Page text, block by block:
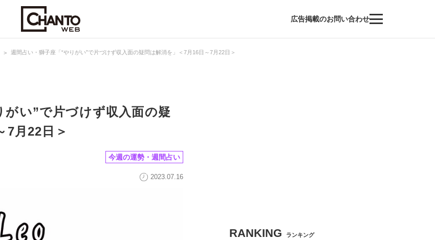
広告掲載のお問い合わせ
週間占い・獅子座「“やりがい”で片づけず収入面の疑問は解消を」＜7月16日～7月22日＞
がい”で片づけず収入面の疑
7月22日＞
今週の運勢・週間占い
2023.07.16
RANKING ランキング